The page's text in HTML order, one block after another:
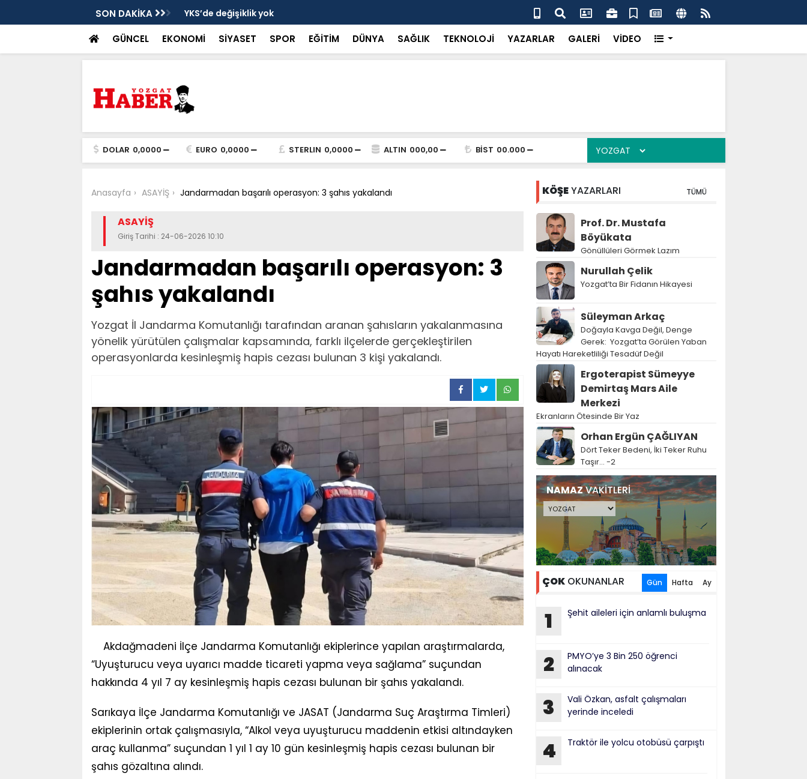
SON DAKİKA YKS’de değişiklik yok “Küçük bir dikkatsizlik büyük felakete dönüşebilir”
GÜNCEL EKONOMİ SİYASET SPOR EĞİTİM DÜNYA SAĞLIK TEKNOLOJİ YAZARLAR GALERİ VİDEO
DOLAR 0,0000 EURO 0,0000 STERLIN 0,0000 ALTIN 000,00 BİST 00.000
Anasayfa ASAYİŞ Jandarmadan başarılı operasyon: 3 şahıs yakalandı
ASAYİŞ
Giriş Tarihi : 24-06-2026 10:10
Jandarmadan başarılı operasyon: 3
şahıs yakalandı
Yozgat İl Jandarma Komutanlığı tarafından aranan şahısların yakalanmasına
yönelik yürütülen çalışmalar kapsamında, farklı ilçelerde gerçekleştirilen
operasyonlarda kesinleşmiş hapis cezası bulunan 3 kişi yakalandı.
Akdağmadeni İlçe Jandarma Komutanlığı ekiplerince yapılan araştırmalarda,
“Uyuşturucu veya uyarıcı madde ticareti yapma veya sağlama” suçundan
hakkında 4 yıl 7 ay kesinleşmiş hapis cezası bulunan bir şahıs yakalandı.
Sarıkaya İlçe Jandarma Komutanlığı ve JASAT (Jandarma Suç Araştırma Timleri)
ekiplerinin ortak çalışmasıyla, “Alkol veya uyuşturucu maddenin etkisi altındayken
araç kullanma” suçundan 1 yıl 1 ay 10 gün kesinleşmiş hapis cezası bulunan bir
şahıs gözaltına alındı.
KÖŞEYAZARLARI TÜMÜ
Prof. Dr. Mustafa
Böyükata
Gönüllüleri Görmek Lazım
Nurullah Çelik
Yozgat’ta Bir Fidanın Hikayesi
Süleyman Arkaç
Doğayla Kavga Değil, Denge
Gerek: Yozgat’ta Görülen Yaban
Hayatı Hareketliliği Tesadüf Değil
Ergoterapist Sümeyye
Demirtaş Mars Aile
Merkezi
Ekranların Ötesinde Bir Yaz
Orhan Ergün ÇAĞLIYAN
Dört Teker Bedeni, İki Teker Ruhu
Taşır… -2
NAMAZVAKİTLERİ
ÇOKOKUNANLAR Gün Hafta Ay
1 Şehit aileleri için anlamlı buluşma
2
PMYO’ye 3 Bin 250 öğrenci
alınacak
3
Vali Özkan, asfalt çalışmaları
yerinde inceledi
4 Traktör ile yolcu otobüsü çarpıştı